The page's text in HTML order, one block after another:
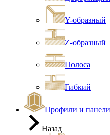
Y-образный
Z-образный
Полоса
Гибкий
Профили и панели
Назад